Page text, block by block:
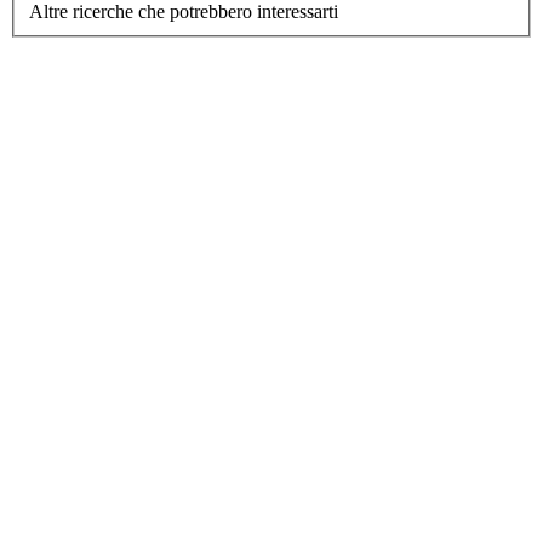
Altre ricerche che potrebbero interessarti